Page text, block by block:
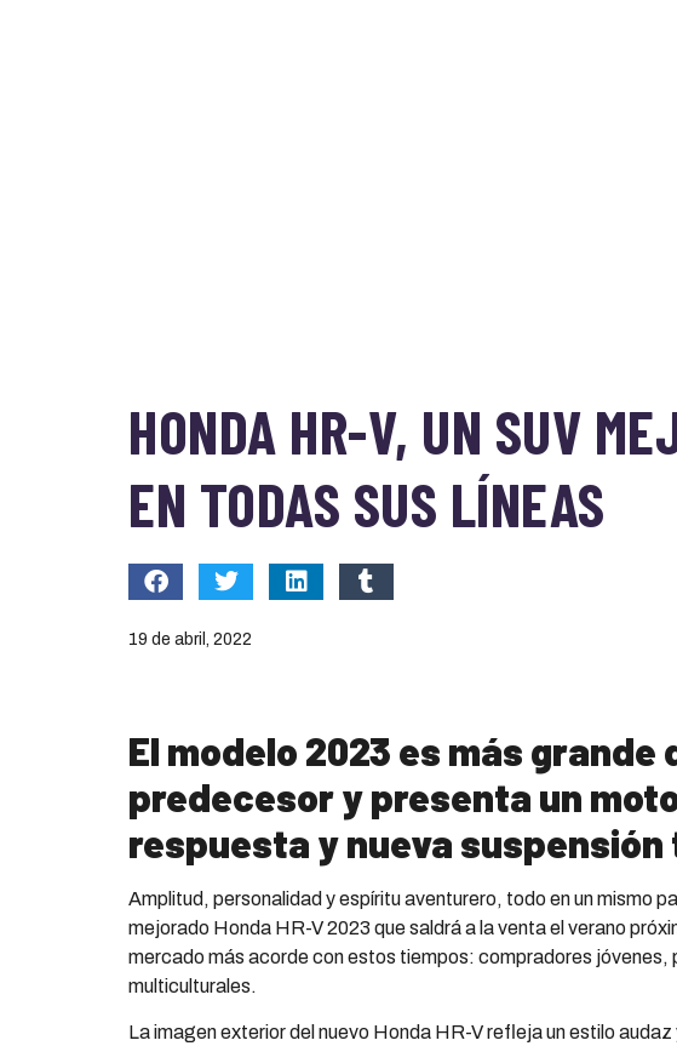
HONDA HR-V, UN SUV
EN TODAS SUS LÍNEAS
19 de abril, 2022
El modelo 2023 es más grande
predecesor y presenta un
respuesta y nueva
Amplitud, personalidad y espíritu aventurero, todo en un mismo
mejorado Honda HR-V 2023 que saldrá a la venta el verano
mercado más acorde con estos tiempos: compradores jóvenes,
multiculturales.
La imagen exterior del nuevo Honda HR-V refleja un estilo audaz